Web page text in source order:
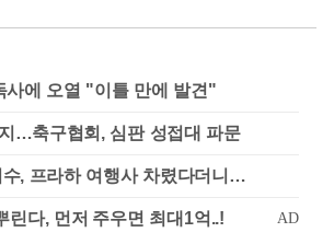
사에 오열 "이틀 만에 발견"
…축구협회, 심판 성접대 파문
수, 프라하 여행사 차렸다더니…